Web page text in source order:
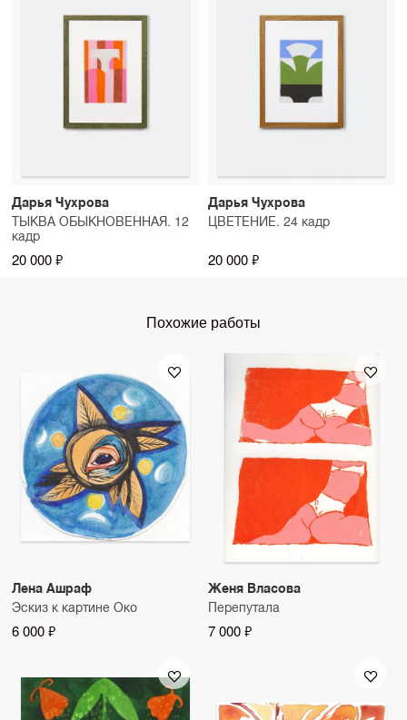
Дарья Чухрова
ТЫКВА ОБЫКНОВЕННАЯ. 12
кадр
20 000 ₽
Дарья Чухрова
ЦВЕТЕНИЕ. 24 кадр
20 000 ₽
Похожие работы
Лена Ашраф
Эскиз к картине Око
6 000 ₽
Женя Власова
Перепутала
7 000 ₽